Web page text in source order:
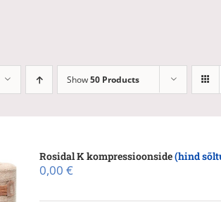
Show50 Products
Rosidal K kompressioonside(hind
0,00€